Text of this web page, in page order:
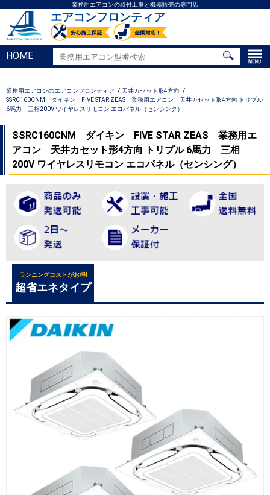
業務用エアコンの取付工事と機器販売の専門店
エアコンフロンティア
HOME
業務用エアコンのエアコンフロンティア
天井カセット形4方向
SSRC160CNM ダイキン FIVE STAR ZEAS 業務用エアコン 天井カセット形4方向 トリプル
6馬力 三相200V ワイヤレスリモコン エコパネル（センシング）
SSRC160CNM ダイキン FIVE STAR ZEAS 業務用エ
アコン 天井カセット形4方向 トリプル 6馬力 三相
200V ワイヤレスリモコン エコパネル（センシング）
ランニングコストがお得!
超省エネタイプ